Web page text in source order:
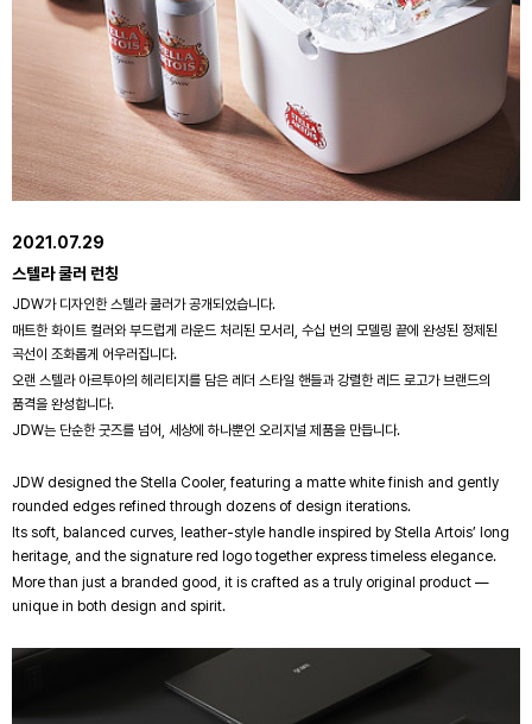
2021.07.29
스텔라 쿨러 런칭
JDW가 디자인한 스텔라 쿨러가 공개되었습니다.
매트한 화이트 컬러와 부드럽게 라운드 처리된 모서리, 수십 번의 모델링 끝에 완성된 정제된
곡선이 조화롭게 어우러집니다.
오랜 스텔라 아르투아의 헤리티지를 담은 레더 스타일 핸들과 강렬한 레드 로고가 브랜드의
품격을 완성합니다.
JDW는 단순한 굿즈를 넘어, 세상에 하나뿐인 오리지널 제품을 만듭니다.
JDW designed the Stella Cooler, featuring a matte white finish and gently
rounded edges refined through dozens of design iterations.
Its soft, balanced curves, leather-style handle inspired by Stella Artois’ long
heritage, and the signature red logo together express timeless elegance.
More than just a branded good, it is crafted as a truly original product —
unique in both design and spirit.